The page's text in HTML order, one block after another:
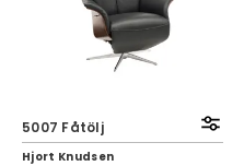
5007 Fåtölj
Hjort Knudsen